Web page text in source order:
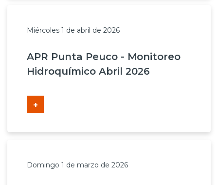
Miércoles 1 de abril de 2026
APR Punta Peuco - Monitoreo
Hidroquímico Abril 2026
+
Domingo 1 de marzo de 2026